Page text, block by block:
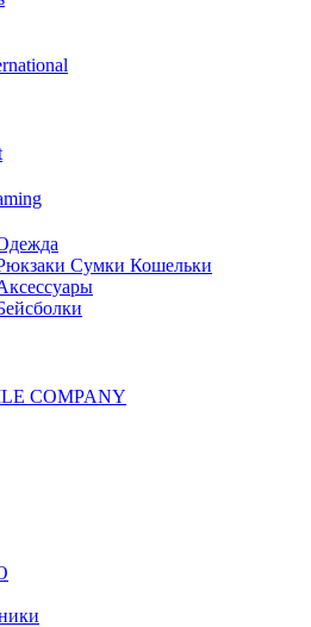
Сумки Кошельки
COMPANY